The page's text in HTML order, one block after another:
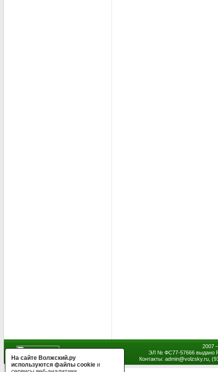
2007
ЭЛ № ФС77-57666 выдано
Контакты: admin@volzsky.ru,
На сайте Волжский.ру
используются файлы cookie и